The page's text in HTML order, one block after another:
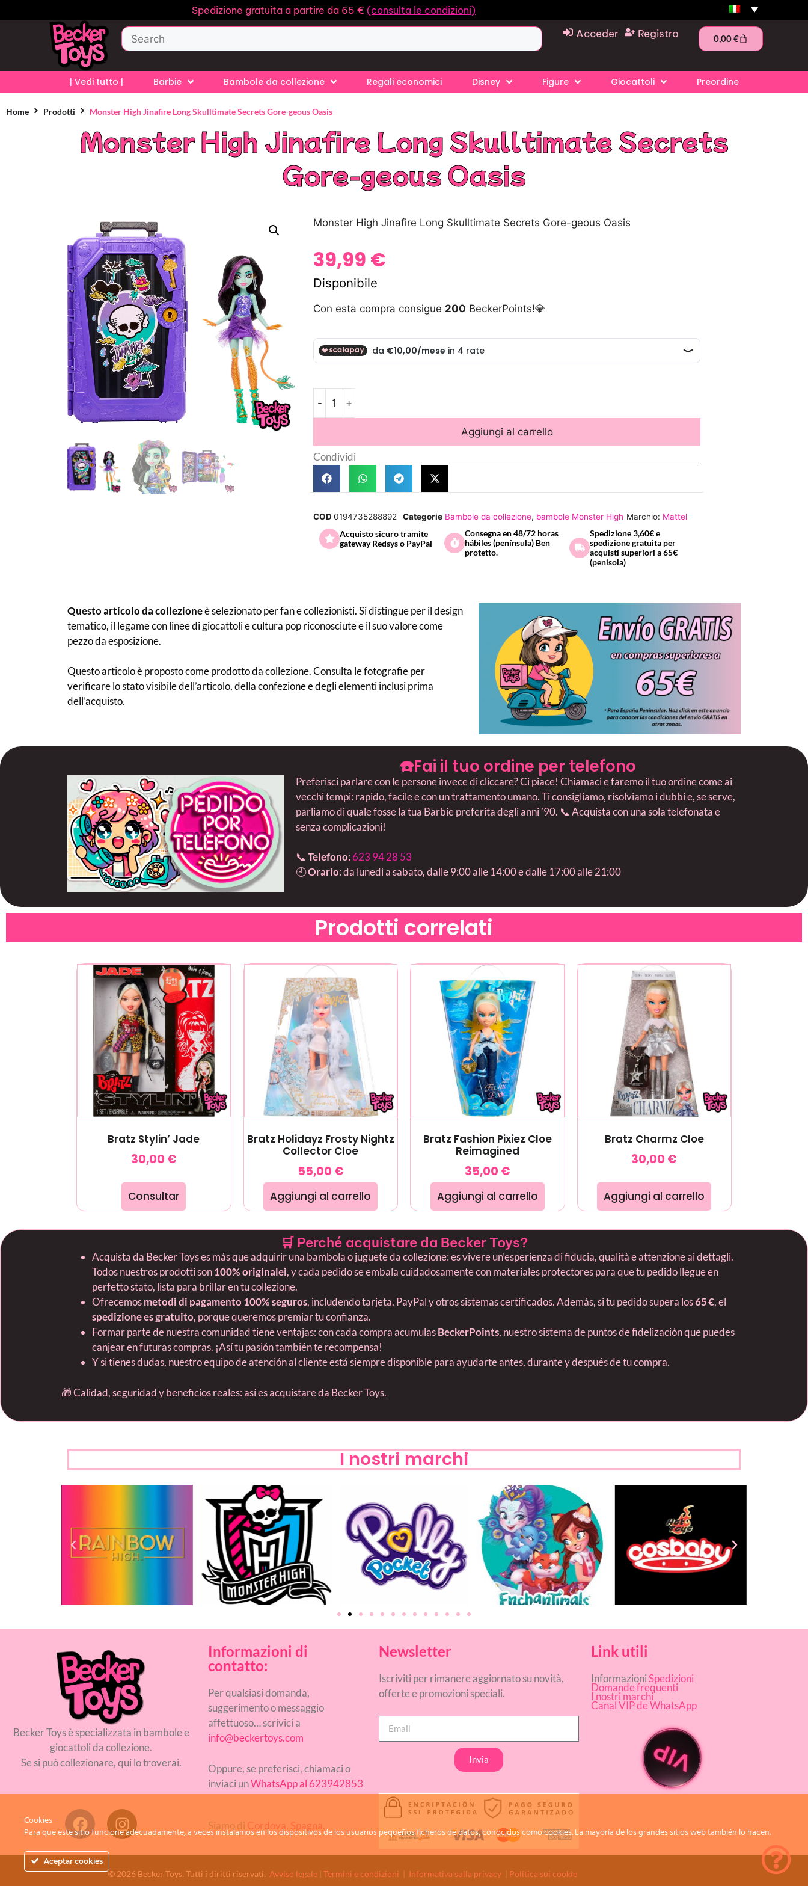
Spedizione gratuita a partire da 65 € (consulta le condizioni)
Acceder Registro 0,00€
| Vedi tutto | Barbie Bambole da collezione Regali economici Disney Figure Giocattoli Preordine
Home Prodotti Monster High Jinafire Long Skulltimate Secrets Gore-geous Oasis
Monster High Jinafire Long Skulltimate Secrets
Gore-geous Oasis
Monster High Jinafire Long Skulltimate Secrets Gore-geous Oasis
39,99 €
Disponibile
Con esta compra consigue 200 BeckerPoints!💎
- +
Aggiungi al carrello
Condividi
COD0194735288892 Categorie Bambole da collezione, bambole Monster High Marchio: Mattel
Acquisto sicuro tramite
gateway Redsys o PayPal
Consegna en 48/72 horas
hábiles (península) Ben
protetto.
Spedizione 3,60€ e
spedizione gratuita per
acquisti superiori a 65€
(penisola)
Questo articolo da collezioneè selezionato per fan e collezionisti. Si distingue per il design
tematico, il legame con linee di giocattoli e cultura pop riconosciute e il suo valore come
pezzo da esposizione.
Questo articolo è proposto come prodotto da collezione. Consulta le fotografie per
verificare lo stato visibile dell’articolo, della confezione e degli elementi inclusi prima
dell’acquisto.
☎️Fai il tuo ordine per telefono
Preferisci parlare con le persone invece di cliccare? Ci piace! Chiamaci e faremo il tuo ordine come ai
vecchi tempi: rapido, facile e con un trattamento umano. Ti consigliamo, risolviamo i dubbi e, se serve,
parliamo di quale fosse la tua Barbie preferita degli anni ’90. 📞 Acquista con una sola telefonata e
senza complicazioni!
📞 Telefono: 623 94 28 53
🕘Orario: da lunedì a sabato, dalle 9:00 alle 14:00 e dalle 17:00 alle 21:00
Prodotti correlati
Bratz Stylin’ Jade
30,00 €
Consultar
Bratz Holidayz Frosty Nightz
Collector Cloe
55,00 €
Aggiungi al carrello
Bratz Fashion Pixiez Cloe
Reimagined
35,00 €
Aggiungi al carrello
Bratz Charmz Cloe
30,00 €
Aggiungi al carrello
🛒 Perché acquistare da Becker Toys?
Acquista da Becker Toys es más que adquirir una bambola o juguete da collezione: es vivere un’esperienza di fiducia, qualità e attenzione ai dettagli.
Todos nuestros prodotti son100% originalei, y cada pedido se embala cuidadosamente con materiales protectores para que tu pedido llegue en
perfetto stato, lista para brillar en tu collezione.
Ofrecemosmetodi di pagamento 100% seguros, includendo tarjeta, PayPal y otros sistemas certificados. Además, si tu pedido supera los65 €, el
spedizione es gratuito, porque queremos premiar tu confianza.
Formar parte de nuestra comunidad tiene ventajas: con cada compra acumulasBeckerPoints, nuestro sistema de puntos de fidelización que puedes
canjear en futuras compras. ¡Así tu pasión también te recompensa!
Y si tienes dudas, nuestro equipo de atención al cliente está siempre disponible para ayudarte antes, durante y después de tu compra.
🎁 Calidad, seguridad y beneficios reales: así es acquistare da Becker Toys.
I nostri marchi
Becker Toys è specializzata in bambole e
giocattoli da collezione.
Se si può collezionare, qui lo troverai.
Informazioni di
contatto:
Per qualsiasi domanda,
suggerimento o messaggio
affettuoso… scrivici a
info@beckertoys.com
Oppure, se preferisci, chiamaci o
inviaci unWhatsApp al 623942853
Siamo di Cordova, Spagna.
Newsletter
Iscriviti per rimanere aggiornato su novità,
offerte e promozioni speciali.
Invia
Link utili
InformazioniSpedizioni
Domande frequenti
I nostri marchi
Canal VIP de WhatsApp
© 2026 Becker Toys. Tutti i diritti riservati. Avviso legale Termini e condizioni Informativa sulla privacy Politica sui cookie
Cookies
Para que este sitio funcione adecuadamente, a veces instalamos en los dispositivos de los usuarios pequeños ficheros de datos, conocidos como cookies. La mayoría de los grandes sitios web también lo hacen.
Aceptar cookies